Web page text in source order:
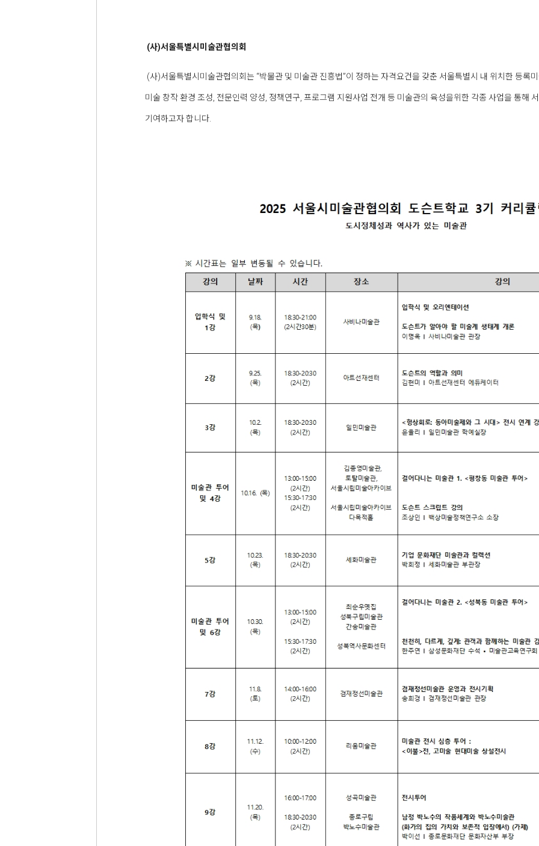
(사)서울특별시미술관협의회
(사)서울특별시미술관협의회는 “박물관 및 미술관 진흥법”이 정하는 자격요건을 갖춘 서울특별시 내 위치한 등록
미술 창작 환경 조성, 전문인력 양성, 정책연구, 프로그램 지원사업 전개 등 미술관의 육성을위한 각종 사업을 통해
기여하고자 합니다.